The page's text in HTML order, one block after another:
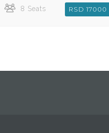
8 Seats RSD 17000